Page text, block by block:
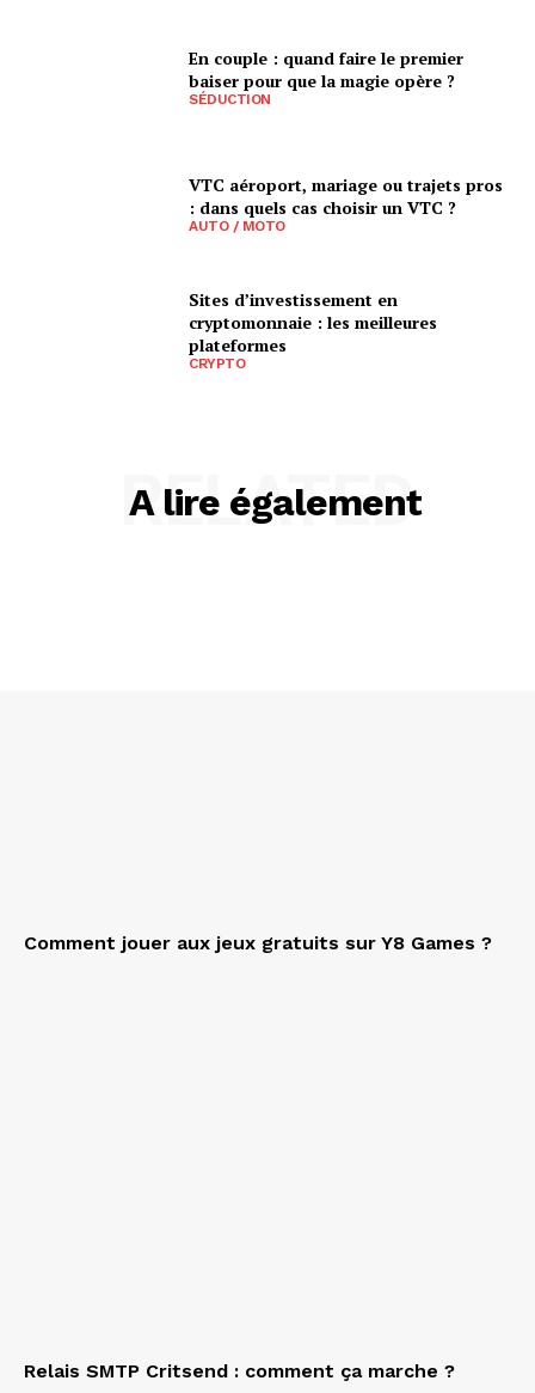
En couple : quand faire le premier
baiser pour que la magie opère ?
SÉDUCTION
VTC aéroport, mariage ou trajets pros
: dans quels cas choisir un VTC ?
AUTO / MOTO
Sites d’investissement en
cryptomonnaie : les meilleures
plateformes
CRYPTO
A lire également
RELATED
Comment jouer aux jeux gratuits sur Y8 Games ?
Relais SMTP Critsend : comment ça marche ?